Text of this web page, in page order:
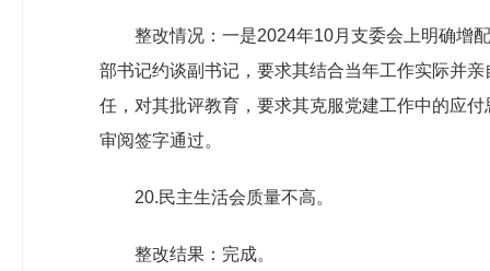
整改情况：一是2024年10月支委会上明确增
部书记约谈副书记，要求其结合当年工作实际并
任，对其批评教育，要求其克服党建工作中的应
审阅签字通过。
20.民主生活会质量不高。
整改结果：完成。